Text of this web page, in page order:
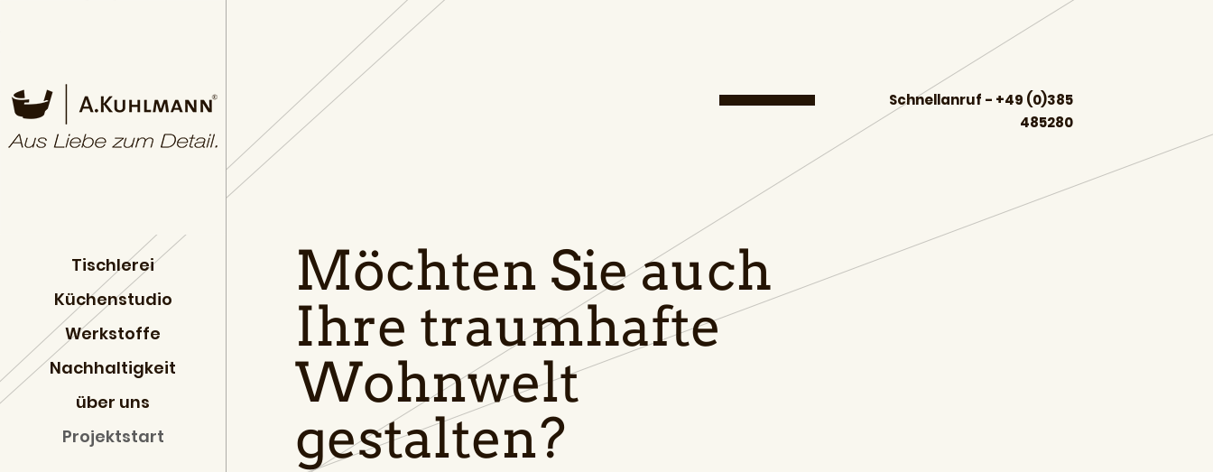
Tischlerei
Küchenstudio
Werkstoffe
Nachhaltigkeit
über uns
Projektstart
Schnellanruf - +49 (0)385
485280
Möchten Sie auch
Ihre traumhafte
Wohnwelt
gestalten?